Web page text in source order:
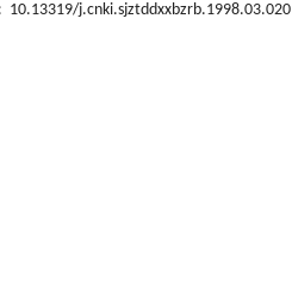
10.13319/j.cnki.sjztddxxbzrb.1998.03.020